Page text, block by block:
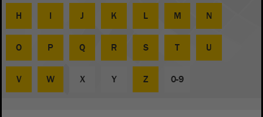
H I J K L M N
O P Q R S T U
V W X Y Z 0-9